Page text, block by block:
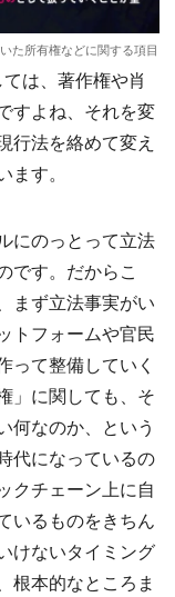
た所有権などに関する項目
は、著作権や肖
すよね、それを変
行法を絡めて変え
す。
にのっとって立法
です。だからこ
まず立法事実がい
トフォームや官民
って整備していく
」に関しても、そ
何なのか、という
代になっているの
クチェーン上に自
いるものをきちん
けないタイミング
根本的なところま